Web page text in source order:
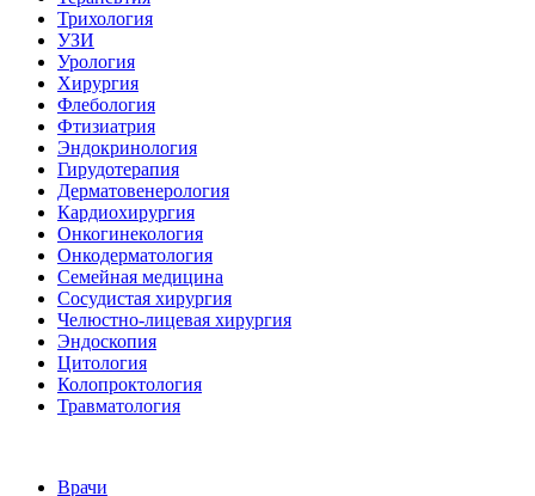
Трихология
УЗИ
Урология
Хирургия
Флебология
Фтизиатрия
Эндокринология
Гирудотерапия
Дерматовенерология
Кардиохирургия
Онкогинекология
Онкодерматология
Семейная медицина
Сосудистая хирургия
Челюстно-лицевая хирургия
Эндоскопия
Цитология
Колопроктология
Травматология
Врачи